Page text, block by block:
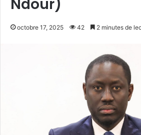
Ndour)
octobre 17, 2025 42 2 minutes de